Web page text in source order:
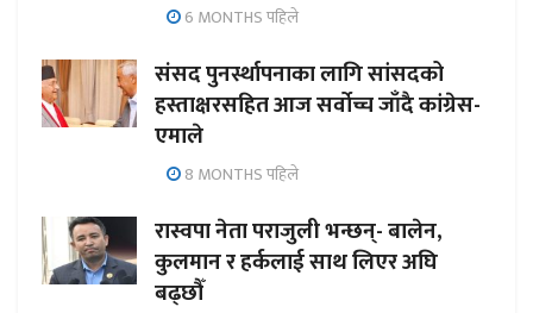
6 MONTHS पहिले
संसद पुनर्स्थापनाका लागि सांसदको
हस्ताक्षरसहित आज सर्वोच्च जाँदै कांग्रेस-
एमाले
8 MONTHS पहिले
रास्वपा नेता पराजुली भन्छन्- बालेन,
कुलमान र हर्कलाई साथ लिएर अघि
बढ्छौँ